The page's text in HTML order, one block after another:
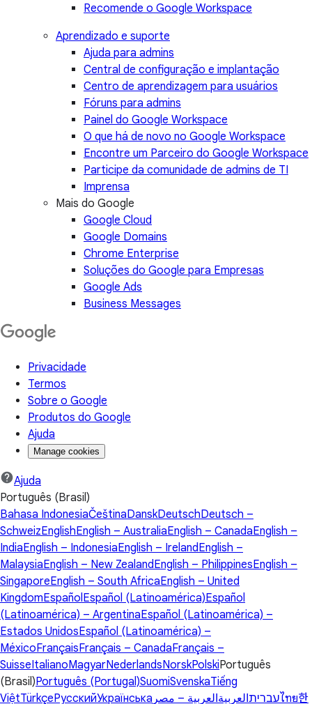
Recomende o Google Workspace
Aprendizado e suporte
Ajuda para admins
Central de configuração e implantação
Centro de aprendizagem para usuários
Fóruns para admins
Painel do Google Workspace
O que há de novo no Google Workspace
Encontre um Parceiro do Google Workspace
Participe da comunidade de admins de TI
Imprensa
Mais do Google
Google Cloud
Google Domains
Chrome Enterprise
Soluções do Google para Empresas
Google Ads
Business Messages
Privacidade
Termos
Sobre o Google
Produtos do Google
Ajuda
Manage cookies
Ajuda
Português (Brasil)
Bahasa IndonesiaČeštinaDanskDeutschDeutsch –
SchweizEnglishEnglish – AustraliaEnglish – CanadaEnglish –
IndiaEnglish – IndonesiaEnglish – IrelandEnglish –
MalaysiaEnglish – New ZealandEnglish – PhilippinesEnglish –
SingaporeEnglish – South AfricaEnglish – United
KingdomEspañol Español (Latinoamérica)Español
(Latinoamérica) – ArgentinaEspañol (Latinoamérica) –
Estados UnidosEspañol (Latinoamérica) –
MéxicoFrançaisFrançais – CanadaFrançais –
SuisseItalianoMagyarNederlandsNorskPolskiPortuguês
(Brasil)Português (Portugal)SuomiSvenskaTiếng
ViệtTürkçeРусскийУкраїнська עבריתالعربيةالعربية – مصر ไทย한